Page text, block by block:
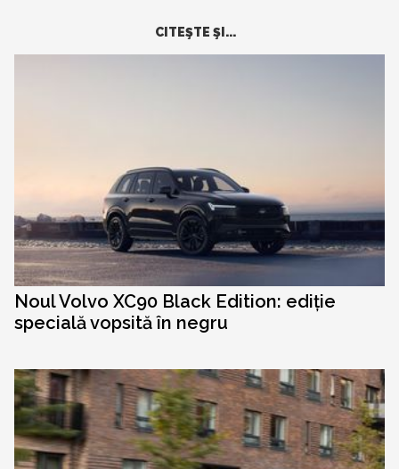
CITEŞTE ŞI...
Noul Volvo XC90 Black Edition: ediție
specială vopsită în negru